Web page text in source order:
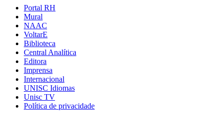
Portal RH
Mural
NAAC
VoltarE
Biblioteca
Central Analítica
Editora
Imprensa
Internacional
UNISC Idiomas
Unisc TV
Política de privacidade